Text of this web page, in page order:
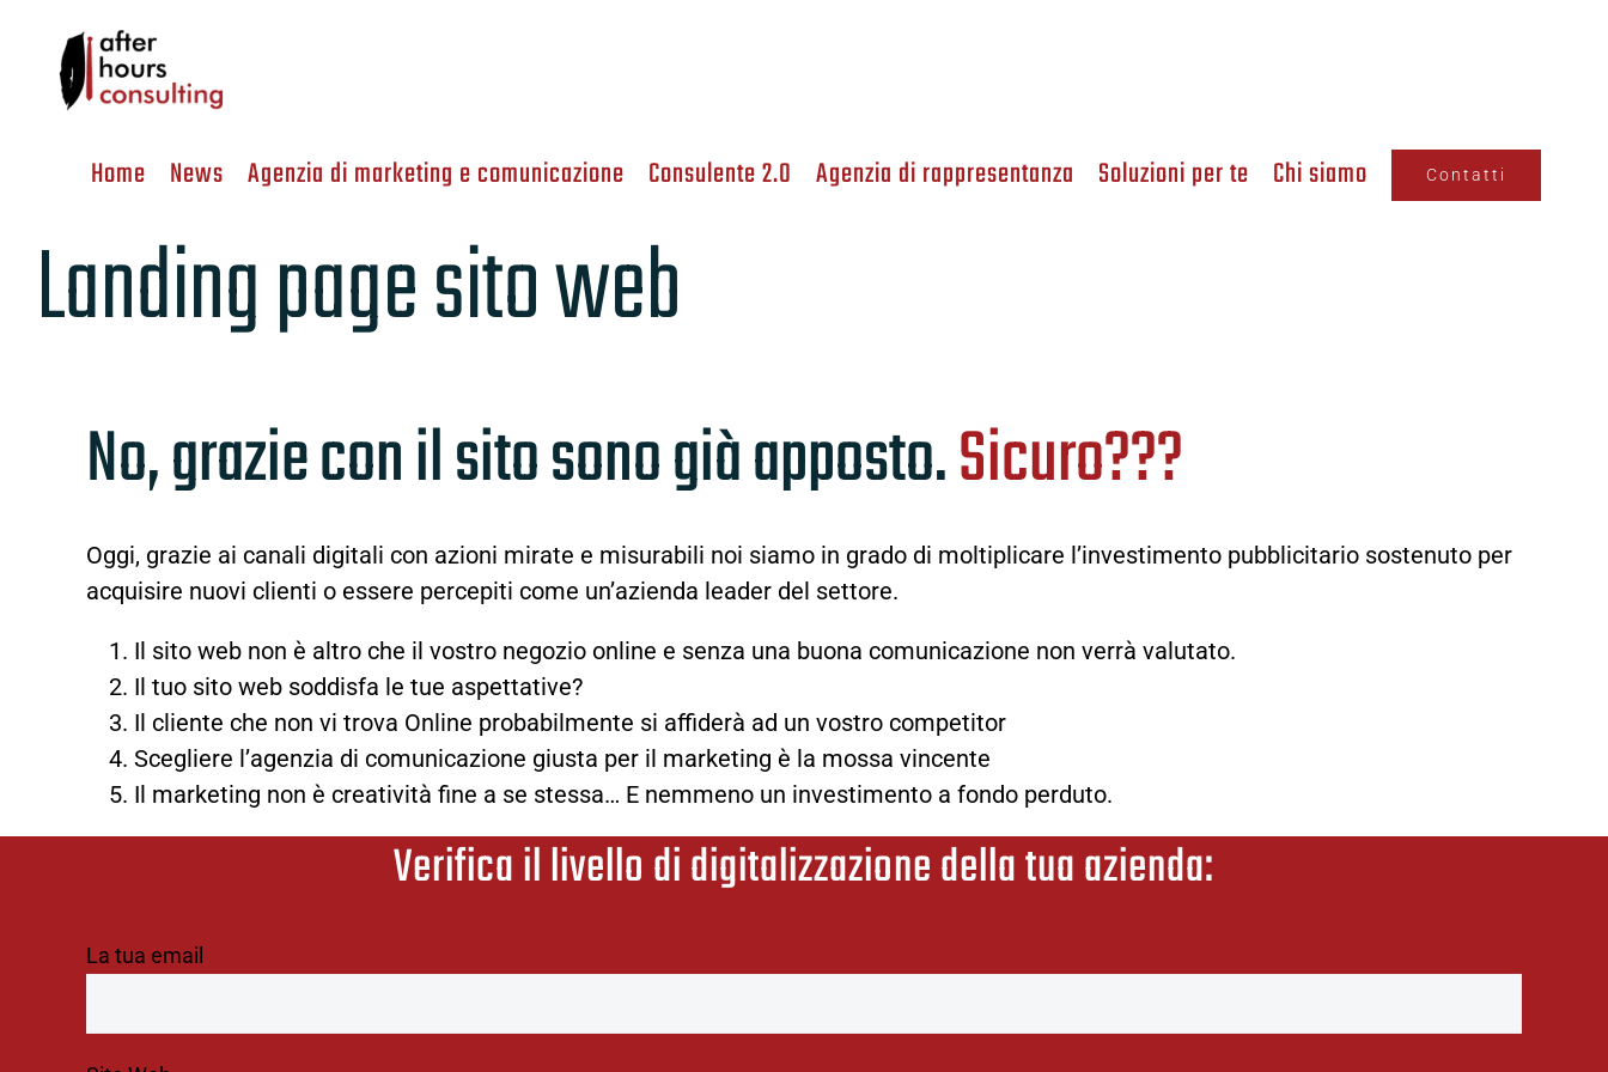
contenuto
Home News Agenzia di marketing e comunicazione Consulente 2.0 Agenzia di rappresentanza Soluzioni per te Chi siamo Contatti
Landing page sito web
No, grazie con il sito sono già apposto.Sicuro???
Oggi, grazie ai canali digitali con azioni mirate e misurabili noi siamo in grado di moltiplicare l’investimento pubblicitario sostenuto per
acquisire nuovi clienti o essere percepiti come un’azienda leader del settore.
Il sito web non è altro che il vostro negozio online e senza una buona comunicazione non verrà valutato.
Il tuo sito web soddisfa le tue aspettative?
Il cliente che non vi trova Online probabilmente si affiderà ad un vostro competitor
Scegliere l’agenzia di comunicazione giusta per il marketing è la mossa vincente
Il marketing non è creatività fine a se stessa… E nemmeno un investimento a fondo perduto.
Verifica il livello di digitalizzazione della tua azienda:
La tua email